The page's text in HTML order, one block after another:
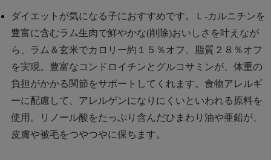
ダイエットが気になる子におすすめです。Ｌ-カルニチンを
豊富に含むラム生肉で鮮やかな(削除)おいしさを叶えなが
ら、ラム＆玄米でカロリー約１５％オフ、脂質２８％オフ
を実現。豊富なコンドロイチンとグルコサミンが、体重の
負担がかかる関節をサポートしてくれます。食物アレルギ
ーに配慮して、アレルゲンになりにくいといわれる原料を
使用。リノール酸をたっぷり含んだひまわり油や亜鉛が、
皮膚や被毛をつやつやに保ちます。